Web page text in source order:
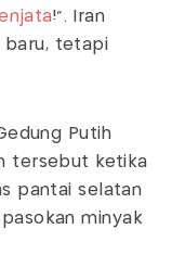
!". Iran
baru, tetapi
Putih
tersebut ketika
pantai selatan
minyak